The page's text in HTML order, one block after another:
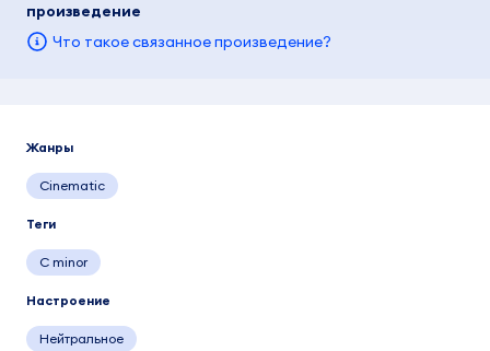
произведение
Что такое связанное произведение?
Жанры
Cinematic
Теги
C minor
Настроение
Нейтральное